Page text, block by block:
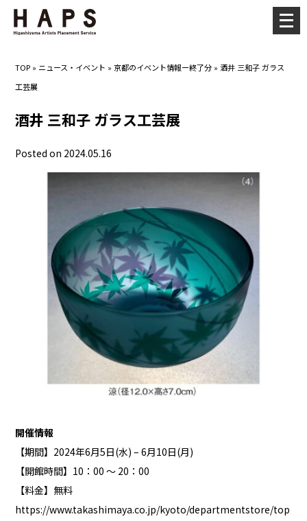
TOP » ニュース・イベント »京都のイベント情報ー終了分 » 酒井 三和子 ガラス
工芸展
酒井 三和子 ガラス工芸展
Posted on 2024.05.16
開催情報
【期間】2024年6月5日(水) – 6月10日(月)
【開館時間】10：00 ～ 20：00
【料金】無料
https://www.takashimaya.co.jp/kyoto/departmentstore/top
メ
ニ
ー